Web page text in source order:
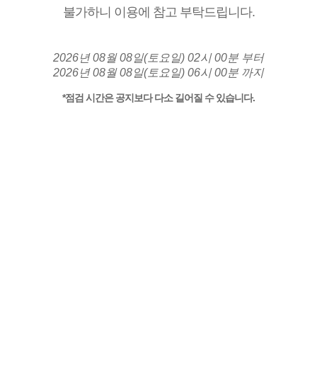
불가하니 이용에 참고 부탁드립니다.
2026년 08월 08일(토요일) 02시 00분 부터
2026년 08월 08일(토요일) 06시 00분 까지
*점검 시간은 공지보다 다소 길어질 수 있습니다.